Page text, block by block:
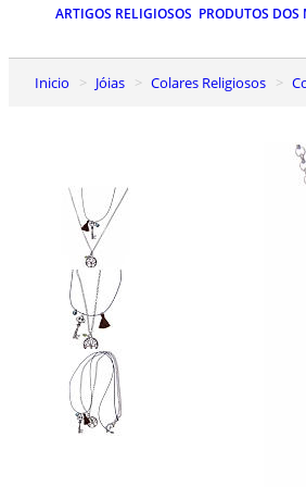
ARTIGOS RELIGIOSOS PRODUTOS DOS
Inicio Jóias Colares Religiosos